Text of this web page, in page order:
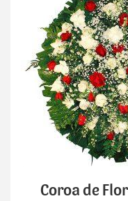
Coroa de